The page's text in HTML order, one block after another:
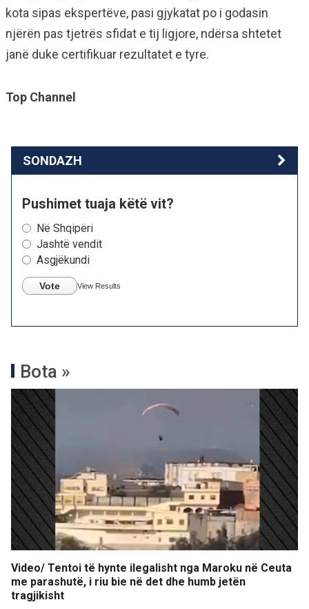
kota sipas ekspertëve, pasi gjykatat po i godasin
njërën pas tjetrës sfidat e tij ligjore, ndërsa shtetet
janë duke certifikuar rezultatet e tyre.
Top Channel
SONDAZH
Pushimet tuaja këtë vit?
Në Shqipëri
Jashtë vendit
Asgjëkundi
Vote View Results
Bota »
Video/ Tentoi të hynte ilegalisht nga Maroku në Ceuta
me parashutë, i riu bie në det dhe humb jetën
tragjikisht